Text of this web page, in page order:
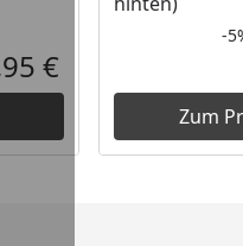
Aktueller Preis
€
-
Zum